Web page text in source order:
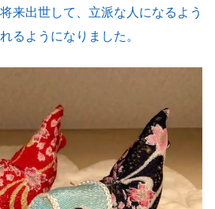
来出世して、立派な人になるよう
るようになりました。